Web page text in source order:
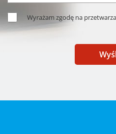
Wyrażam zgodę na